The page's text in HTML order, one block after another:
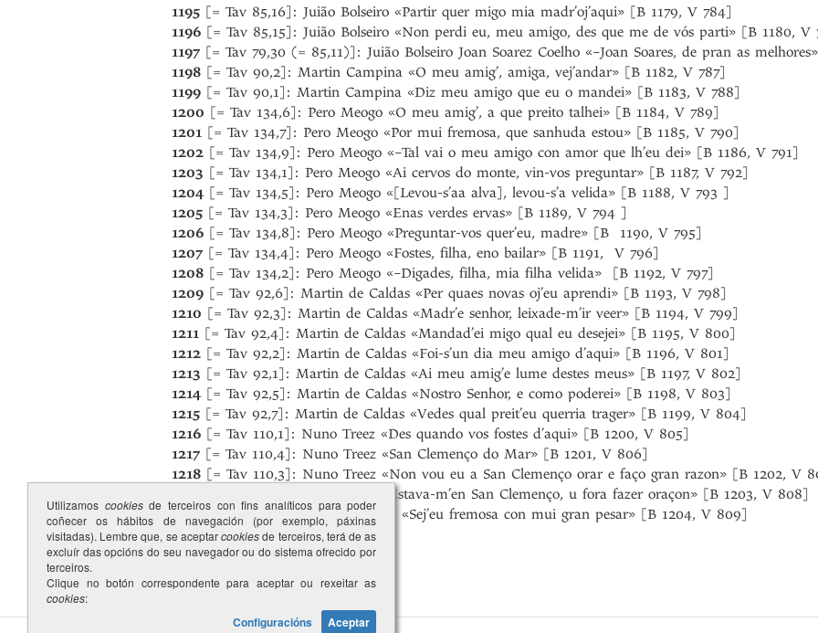
1195 [= Tav 85,16]: Juião Bolseiro «Partir quer migo mia madr’oj’aqui» [B 1179, V 784]
1196 [= Tav 85,15]: Juião Bolseiro «Non perdi eu, meu amigo, des que me de vós parti» [B 1180, V
1197 [= Tav 79,30 (= 85,11)]: Juião Bolseiro Joan Soarez Coelho «–Joan Soares, de pran as
1198 [= Tav 90,2]: Martin Campina «O meu amig’, amiga, vej’andar» [B 1182, V 787]
1199 [= Tav 90,1]: Martin Campina «Diz meu amigo que eu o mandei» [B 1183, V 788]
1200 [= Tav 134,6]: Pero Meogo «O meu amig’, a que preito talhei» [B 1184, V 789]
1201 [= Tav 134,7]: Pero Meogo «Por mui fremosa, que sanhuda estou» [B 1185, V 790]
1202 [= Tav 134,9]: Pero Meogo «–Tal vai o meu amigo con amor que lh’eu dei» [B 1186, V 791]
1203 [= Tav 134,1]: Pero Meogo «Ai cervos do monte, vin-vos preguntar» [B 1187, V 792]
1204 [= Tav 134,5]: Pero Meogo «[Levou-s’aa alva], levou-s’a velida» [B 1188, V 793 ]
1205 [= Tav 134,3]: Pero Meogo «Enas verdes ervas» [B 1189, V 794 ]
1206 [= Tav 134,8]: Pero Meogo «Preguntar-vos quer’eu, madre» [B 1190, V 795]
1207 [= Tav 134,4]: Pero Meogo «Fostes, filha, eno bailar» [B 1191, V 796]
1208 [= Tav 134,2]: Pero Meogo «–Digades, filha, mia filha velida» [B 1192, V 797]
1209 [= Tav 92,6]: Martin de Caldas «Per quaes novas oj’eu aprendi» [B 1193, V 798]
1210 [= Tav 92,3]: Martin de Caldas «Madr’e senhor, leixade-m’ir veer» [B 1194, V 799]
1211 [= Tav 92,4]: Martin de Caldas «Mandad’ei migo qual eu desejei» [B 1195, V 800]
1212 [= Tav 92,2]: Martin de Caldas «Foi-s’un dia meu amigo d’aqui» [B 1196, V 801]
1213 [= Tav 92,1]: Martin de Caldas «Ai meu amig’e lume destes meus» [B 1197, V 802]
1214 [= Tav 92,5]: Martin de Caldas «Nostro Senhor, e como poderei» [B 1198, V 803]
1215 [= Tav 92,7]: Martin de Caldas «Vedes qual preit’eu querria trager» [B 1199, V 804]
1216 [= Tav 110,1]: Nuno Treez «Des quando vos fostes d’aqui» [B 1200, V 805]
1217 [= Tav 110,4]: Nuno Treez «San Clemenço do Mar» [B 1201, V 806]
1218 [= Tav 110,3]: Nuno Treez «Non vou eu a San Clemenço orar e faço gran razon» [B 1202, V
[= Tav 110,2]: Nuno Treez «Estava-m’en San Clemenço, u fora fazer oraçon» [B 1203, V 808]
1220[= Tav 121,15]: Pero d’Armea «Sej’eu fremosa con mui gran pesar» [B 1204, V 809]
Utilizamos cookiesde terceiros con fins analíticos para poder
coñecer os hábitos de navegación (por exemplo, páxinas
visitadas). Lembre que, se aceptarcookiesde terceiros, terá de as
excluír das opcións do seu navegador ou do sistema ofrecido por
terceiros.
Clique no botón correspondente para aceptar ou rexeitar as
cookies:
Configuracións Aceptar